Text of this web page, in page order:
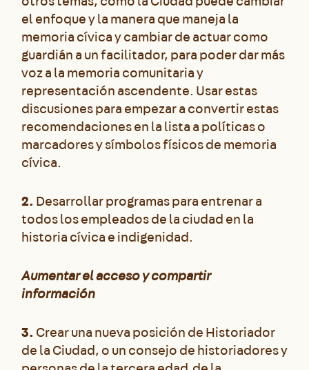
el enfoque y la manera que maneja la
memoria cívica y cambiar de actuar como
guardián a un facilitador, para poder dar más
voz a la memoria comunitaria y
representación ascendente. Usar estas
discusiones para empezar a convertir estas
recomendaciones en la lista a políticas o
marcadores y símbolos físicos de memoria
cívica.
2.Desarrollar programas para entrenar a
todos los empleados de la ciudad en la
historia cívica e indigenidad.
Aumentar el acceso y compartir
información
3.Crear una nueva posición de Historiador
de la Ciudad, o un consejo de historiadores y